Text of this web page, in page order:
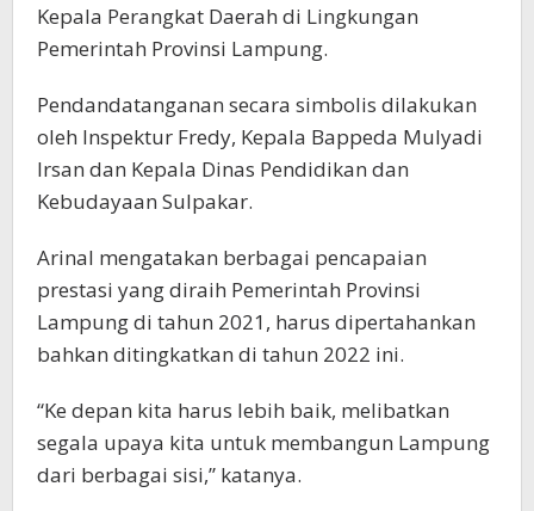
Kepala Perangkat Daerah di Lingkungan
Pemerintah Provinsi Lampung.
Pendandatanganan secara simbolis dilakukan
oleh Inspektur Fredy, Kepala Bappeda Mulyadi
Irsan dan Kepala Dinas Pendidikan dan
Kebudayaan Sulpakar.
Arinal mengatakan berbagai pencapaian
prestasi yang diraih Pemerintah Provinsi
Lampung di tahun 2021, harus dipertahankan
bahkan ditingkatkan di tahun 2022 ini.
“Ke depan kita harus lebih baik, melibatkan
segala upaya kita untuk membangun Lampung
dari berbagai sisi,” katanya.